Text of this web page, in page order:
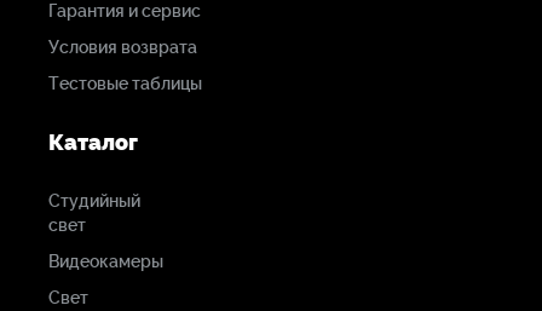
Гарантия и сервис
Условия возврата
Тестовые таблицы
Каталог
Студийный
свет
Видеокамеры
Свет